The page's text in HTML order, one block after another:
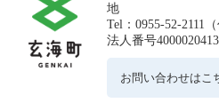
地
Tel：0955-52-2111
法人番号
お問い合わせはこ